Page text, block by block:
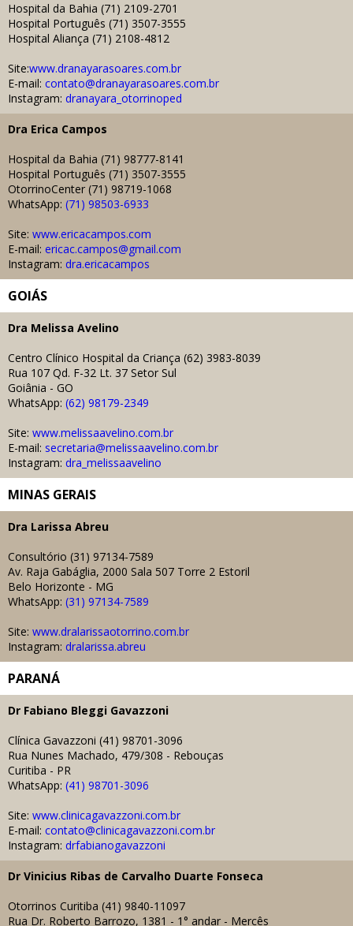
Hospital da Bahia (71) 2109-2701
Hospital Português (71) 3507-3555
Hospital Aliança (71) 2108-4812
Site:www.dranayarasoares.com.br
E-mail: contato@dranayarasoares.com.br
Instagram: dranayara_otorrinoped
Dra Erica Campos
Hospital da Bahia (71) 98777-8141
Hospital Português (71) 3507-3555
OtorrinoCenter (71) 98719-1068
WhatsApp: (71) 98503-6933
Site: www.ericacampos.com
E-mail: ericac.campos@gmail.com
Instagram: dra.ericacampos
GOIÁS
Dra Melissa Avelino
Centro Clínico Hospital da Criança (62) 3983-8039
Rua 107 Qd. F-32 Lt. 37 Setor Sul
Goiânia - GO
WhatsApp: (62) 98179-2349
Site: www.melissaavelino.com.br
E-mail: secretaria@melissaavelino.com.br
Instagram: dra_melissaavelino
MINAS GERAIS
Dra Larissa Abreu
Consultório (31) 97134-7589
Av. Raja Gabáglia, 2000 Sala 507 Torre 2 Estoril
Belo Horizonte - MG
WhatsApp: (31) 97134-7589
Site: www.dralarissaotorrino.com.br
Instagram: dralarissa.abreu
PARANÁ
Dr Fabiano Bleggi Gavazzoni
Clínica Gavazzoni (41) 98701-3096
Rua Nunes Machado, 479/308 - Rebouças
Curitiba - PR
WhatsApp: (41) 98701-3096
Site: www.clinicagavazzoni.com.br
E-mail: contato@clinicagavazzoni.com.br
Instagram: drfabianogavazzoni
Dr Vinicius Ribas de Carvalho Duarte Fonseca
Otorrinos Curitiba (41) 9840-11097
Rua Dr. Roberto Barrozo, 1381 - 1° andar - Mercês